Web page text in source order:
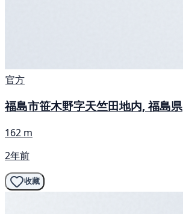
官方
福島市笹木野字天竺田地内, 福島県
162 m
2年前
收藏